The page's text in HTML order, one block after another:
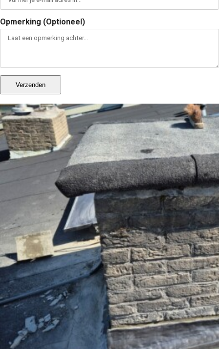
Opmerking (Optioneel)
Verzenden